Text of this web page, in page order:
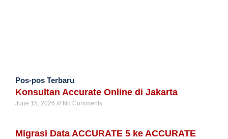
Pos-pos Terbaru
Konsultan Accurate Online di Jakarta
June 15, 2026 No Comments
Migrasi Data ACCURATE 5 ke ACCURATE